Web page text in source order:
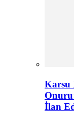
Karsu
İlan